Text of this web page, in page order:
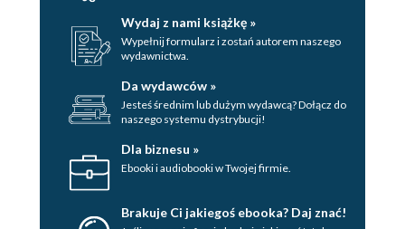
Wydaj z nami książkę »
Wypełnij formularz i zostań autorem naszego
wydawnictwa.
Da wydawców »
Jesteś średnim lub dużym wydawcą? Dołącz do
naszego systemu dystrybucji!
Dla biznesu »
Ebooki i audiobooki w Twojej firmie.
Brakuje Ci jakiegoś ebooka? Daj znać!